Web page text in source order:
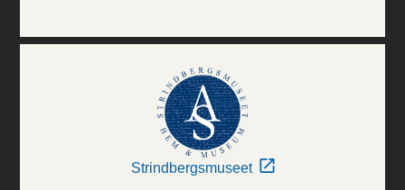
Strindbergsmuseet